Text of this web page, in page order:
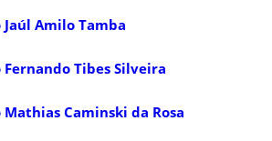
Amilo Tamba
Fernando Tibes Silveira
Caminski da Rosa